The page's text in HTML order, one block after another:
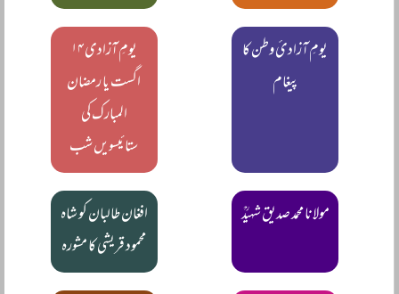
یومِ آزادئ وطن کا
پیغام
یومِ آزادی ۱۴
اگست یا رمضان
المبارک کی
ستائیسویں شب
مولانا محمد صدیق شہیدؒ
افغان طالبان کو شاہ
محمود قریشی کا مشورہ